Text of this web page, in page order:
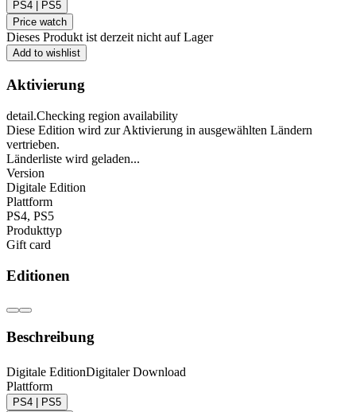
PS4 | PS5
Price watch
Dieses Produkt ist derzeit nicht auf Lager
Add to wishlist
Aktivierung
detail.Checking region availability
Diese Edition wird zur Aktivierung in ausgewählten Ländern
vertrieben.
Länderliste wird geladen...
Version
Digitale Edition
Plattform
PS4, PS5
Produkttyp
Gift card
Editionen
Beschreibung
PlayStation Network Geschenkkarte 10 EUR
(BG) – PSN Bulgarien
Digitale EditionDigitaler Download
Plattform
PS4 | PS5